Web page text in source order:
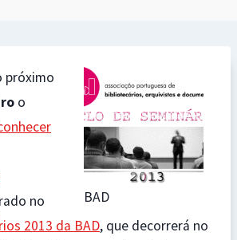
BAD
próximo
o
no
2013 da BAD, que decorrerá no